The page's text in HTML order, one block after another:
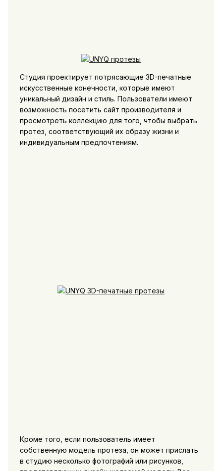
Студия проектирует потрясающие 3D-печатные
искусственные конечности, которые имеют
уникальный дизайн и стиль. Пользователи имеют
возможность посетить сайт производителя и
просмотреть коллекцию для того, чтобы выбрать
протез, соответствующий их образу жизни и
индивидуальным предпочтениям.
Кроме того, если пользователь имеет
собственную модель протеза, он может прислать
в студию несколько фотографий или рисунков,